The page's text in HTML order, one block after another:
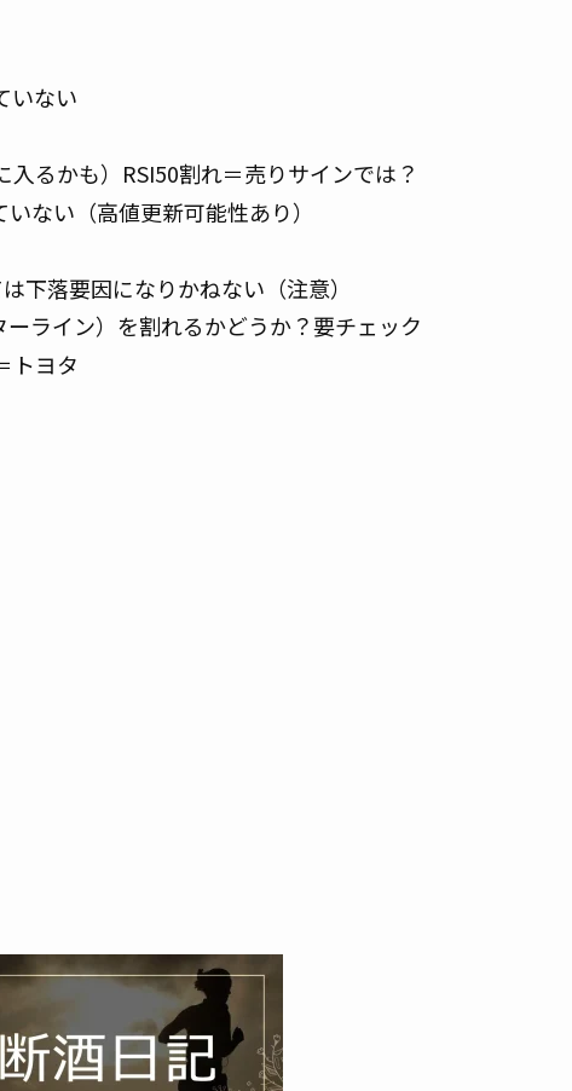
いない
るかも）RSI50割れ＝売りサインでは？
ない（高値更新可能性あり）
下落要因になりかねない（注意）
ライン）を割れるかどうか？要チェック
トヨタ